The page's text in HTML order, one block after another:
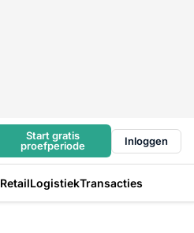
Start gratis
proefperiode
Inloggen
RetailLogistiekTransacties